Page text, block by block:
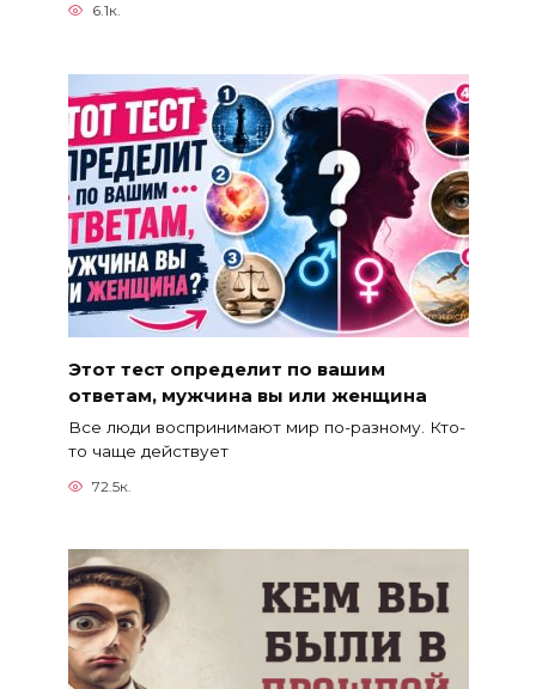
6.1к.
Этот тест определит по вашим
ответам, мужчина вы или женщина
Все люди воспринимают мир по-разному. Кто-
то чаще действует
72.5к.